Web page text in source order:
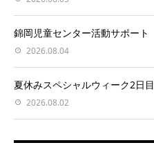
錦岡児童センター活動サポート
2026.08.04
夏休みスペシャルウィーク2日目
2026.08.02